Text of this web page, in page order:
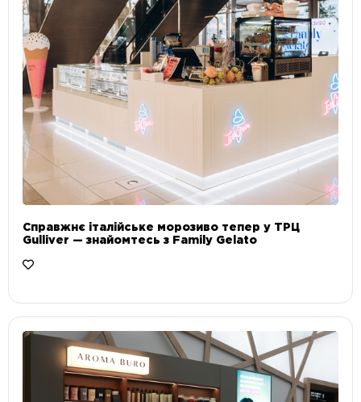
Справжнє італійське морозиво тепер у ТРЦ
Gulliver — знайомтесь з Family Gelato